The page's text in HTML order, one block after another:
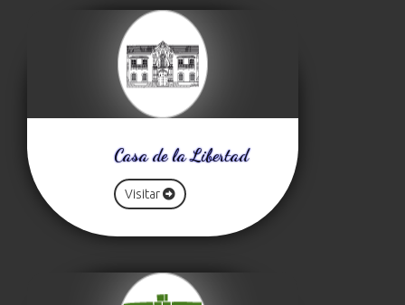
Casa de la Libertad
Visitar